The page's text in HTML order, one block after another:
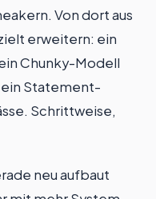
Von dort aus
erweitern: ein
Chunky-Modell
Statement-
Schrittweise,
neu aufbaut